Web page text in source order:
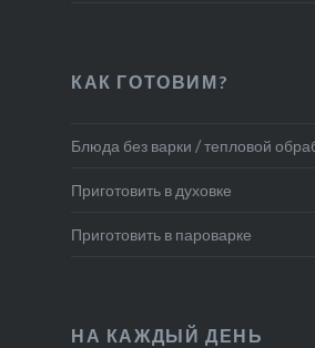
КАК ГОТОВИМ?
Блюда без варки / тепловой
Приготовить в духовке
Приготовить в пароварке
НА КАЖДЫЙ ДЕНЬ